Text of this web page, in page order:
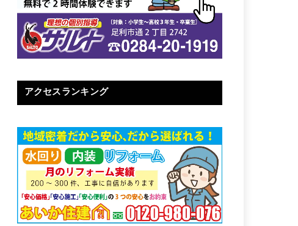
アクセスランキング